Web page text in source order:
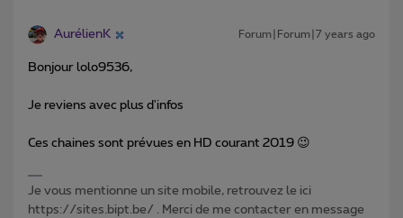
AurélienK Forum|Forum|7 years ago
Bonjour lolo9536,
Je reviens avec plus d'infos
Ces chaines sont prévues en HD courant 2019 😉
Je vous mentionne un site mobile, retrouvez le ici
https://sites.bipt.be/ . Merci de me contacter en message